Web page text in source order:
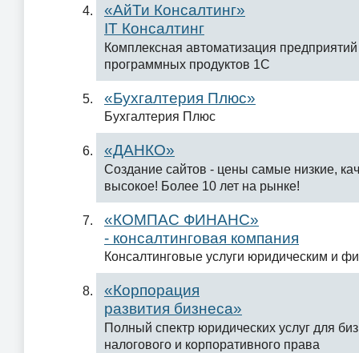
«АйТи Консалтинг»
IT Консалтинг
Комплексная автоматизация
программных продуктов 1С
«Бухгалтерия Плюс»
Бухгалтерия Плюс
«ДАНКО»
Создание сайтов - цены самые низкие,
высокое! Более 10 лет на рынке!
«КОМПАС ФИНАНС»
- консалтинговая компания
Консалтинговые услуги юридическим и
«Корпорация
развития бизнеса»
Полный спектр юридических услуг для
налогового и корпоративного права